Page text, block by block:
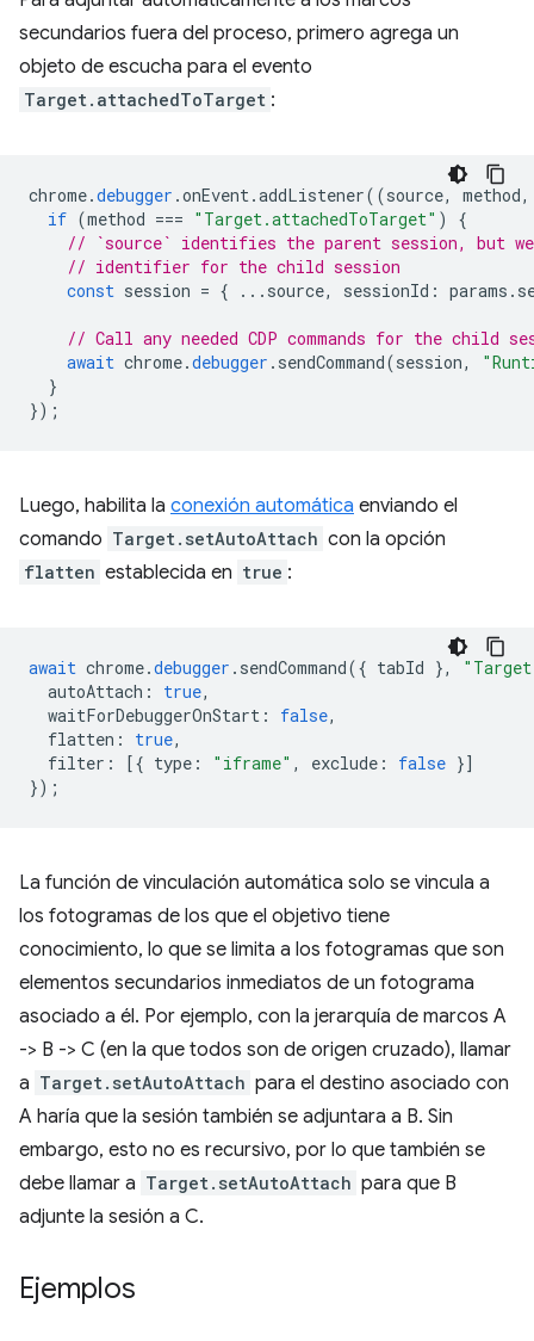
secundarios fuera del proceso, primero agrega un
objeto de escucha para el evento
Target.attachedToTarget :
chrome.debugger .onEvent.addListener((source, method,
if (method === "Target.attachedToTarget" )
{
// `source` identifies the parent session, but we
// identifier for the child session
const session = { ... source, sessionId : params .
// Call any needed CDP commands for the child
await chrome.debugger . sendCommand(session,
}
});
Luego, habilita la conexión automática enviando el
comando Target.setAutoAttach con la opción
flatten establecida en true :
await chrome.debugger . sendCommand({ tabId },
autoAttach : true,
waitForDebuggerOnStart : false,
flatten : true,
filter : [{ type : "iframe" , exclude : false }]
});
La función de vinculación automática solo se vincula a
los fotogramas de los que el objetivo tiene
conocimiento, lo que se limita a los fotogramas que son
elementos secundarios inmediatos de un fotograma
asociado a él. Por ejemplo, con la jerarquía de marcos A
-> B -> C (en la que todos son de origen cruzado), llamar
a Target.setAutoAttach para el destino asociado con
A haría que la sesión también se adjuntara a B. Sin
embargo, esto no es recursivo, por lo que también se
debe llamar a Target.setAutoAttach para que B
adjunte la sesión a C.
Ejemplos